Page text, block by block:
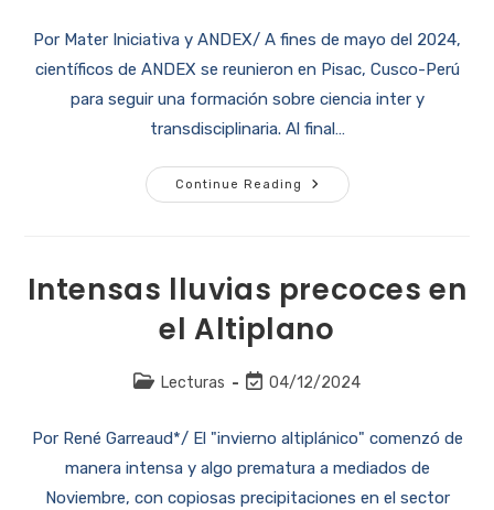
Por Mater Iniciativa y ANDEX/ A fines de mayo del 2024,
científicos de ANDEX se reunieron en Pisac, Cusco-Perú
para seguir una formación sobre ciencia inter y
transdisciplinaria. Al final…
Continue Reading
Intensas lluvias precoces en
el Altiplano
Lecturas 04/12/2024
Por René Garreaud*/ El "invierno altiplánico" comenzó de
manera intensa y algo prematura a mediados de
Noviembre, con copiosas precipitaciones en el sector